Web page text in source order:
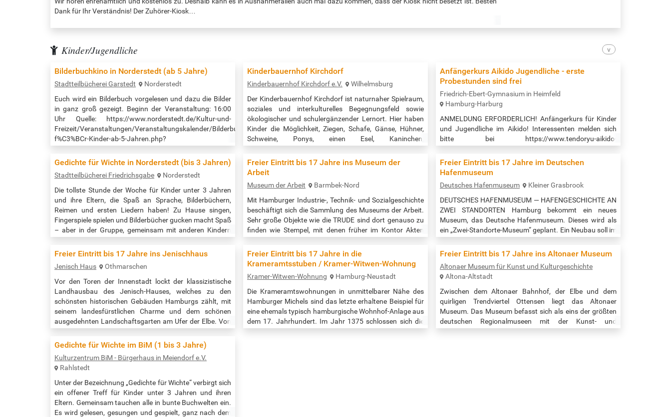
Dank für Ihr Verständnis! Der Zuhörer-Kiosk…
Kinder/Jugendliche
Bilderbuchkino in Norderstedt (ab 5 Jahre)
Stadtteilbücherei Garstedt
Norderstedt
Euch wird ein Bilderbuch vorgelesen und dazu die Bilder
in ganz groß gezeigt. Beginn der Veranstaltung: 16:00
Uhr Quelle: https://www.norderstedt.de/Kultur-und-
Freizeit/Veranstaltungen/Veranstaltungskalender/Bilderbuchkino-
f%C3%BCr-Kinder-ab-5-Jahren.php?
Kinderbauernhof Kirchdorf
Kinderbauernhof Kirchdorf e.V.
Wilhelmsburg
Der Kinderbauernhof Kirchdorf ist naturnaher Spielraum,
soziales und interkulturelles Be­gegnungsfeld sowie
ökologischer und schulergän­zender Lernort. Hier haben
Kinder die Möglichkeit, Ziegen, Schafe, Gänse, Hühner,
Schweine, Ponys, einen Esel, Kaninchen,
nächster Nähe zu sehen und diese zu streicheln, füttern
und zu pflegen. Der Eintritt für Einzelbesucher und
Anfängerkurs Aikido Jugendliche - erste
Probestunden sind frei
Friedrich-Ebert-Gymnasium in Heimfeld
Hamburg-Harburg
ANMELDUNG ERFORDERLICH! Anfängerkurs für Kinder
und Jugendliche im Aikido! Interessenten melden sich
bitte bei https://www.tendoryu-aikido-
Ort: Friedrich-Ebert-Gymnasium kleiner Gymnastikraum
Beginn der Veranstaltung: 18.00 Uhr Quelle:
Gedichte für Wichte in Norderstedt (bis 3 Jahren)
Stadtteilbücherei Friedrichsgabe
Norderstedt
Die tollste Stunde der Woche für Kinder unter 3 Jahren
und ihre Eltern, die Spaß an Sprache, Bilderbüchern,
Reimen und ersten Liedern haben! Zu Hause singen,
Fingerspiele spielen und Bilderbücher gucken macht Spaß
– aber in der Gruppe, gemeinsam mit anderen Kindern
den "Gedichten für Wichte", und hinterher kann noch
Geschwisterkinder sind…
Freier Eintritt bis 17 Jahre ins Museum der
Arbeit
Museum der Arbeit
Barmbek-Nord
Mit Hamburger Industrie-, Technik- und Sozialgeschichte
beschäftigt sich die Sammlung des Museums der Arbeit.
Sehr große Objekte wie die TRUDE sind dort genauso zu
finden wie Stempel, mit denen früher im Kontor Akten
Druckerei über Handelskontor, von Metallwerkstatt bis
Sonderausstellung: Das Museum der Arbeit in Hamburg-
Barmbek zeigt Hamburger Industrie-, Technik- und Sozial-
Geschichte. …
Freier Eintritt bis 17 Jahre im Deutschen
Hafenmuseum
Deutsches Hafenmuseum
Kleiner Grasbrook
DEUTSCHES HAFENMUSEUM — HAFENGESCHICHTE AN
ZWEI STANDORTEN Hamburg bekommt ein neues
Museum, das Deutsche Hafenmuseum. Dieses wird als
ein „Zwei-Standorte-Museum“ geplant. Ein Neubau soll im
befindet sich rund um den Schuppen 50A, wo sich bereits
ZEITZEUG*INNEN AN DEN 50ER-SCHUPPEN Das neue
Museum wird sich der vielfältigen Bedeutung der
besonderen…
Freier Eintritt bis 17 Jahre ins Jenischhaus
Jenisch Haus
Othmarschen
Vor den Toren der Innenstadt lockt der klassizistische
Landhausbau des Jenisch-Hauses, welches zu den
schönsten historischen Gebäuden Hamburgs zählt, mit
seinem landesfürstlichen Charme und dem schönen
ausgedehnten Landschaftsgarten am Ufer der Elbe. Von
auf Strom und Schiffe. Wer es gerne etwas ländlicher
liebt, sollte nicht zögern, dem Jenisch-Haus einen Besuch
abzustatten. Eine kleine Oase für…
Freier Eintritt bis 17 Jahre in die
Krameramtsstuben / Kramer-Witwen-Wohnung
Kramer-Witwen-Wohnung
Hamburg-Neustadt
Die Krameramtswohnungen in unmittelbarer Nähe des
Hamburger Michels sind das letzte erhaltene Beispiel für
eine ehemals typisch hamburgische Wohnhof-Anlage aus
dem 17. Jahrhundert. Im Jahr 1375 schlossen sich die
Freier Eintritt bis 17 Jahre ins Altonaer Museum
Altonaer Museum für Kunst und Kulturgeschichte
Altona-Altstadt
Zwischen dem Altonaer Bahnhof, der Elbe und dem
quirligen Trendviertel Ottensen liegt das Altonaer
Museum. Das Museum befasst sich als eins der größten
deutschen Regionalmuseen mit der Kunst- und
Gedichte für Wichte im BiM (1 bis 3 Jahre)
Kulturzentrum BiM - Bürgerhaus in Meiendorf e.V.
Rahlstedt
Unter der Bezeichnung „Gedichte für Wichte“ verbirgt sich
ein offener Treff für Kinder unter 3 Jahren und ihren
Eltern. Gemeinsam tauchen alle in bunte Buchwelten ein.
Es wird gelesen, gesungen und gespielt, ganz nach dem